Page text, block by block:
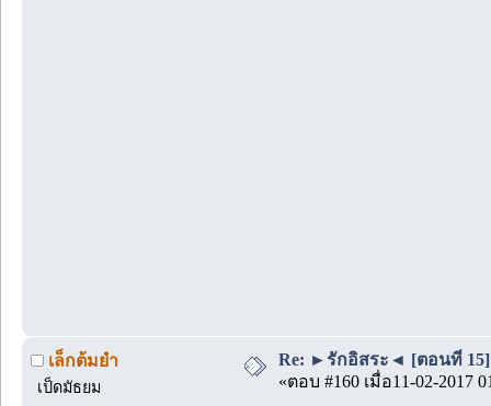
เล็กต้มยำ
เป็ดมัธยม
Re: ►รักอิสระ◄ [ตอนที่ 15]
«ตอบ #160 เมื่อ11-02-2017